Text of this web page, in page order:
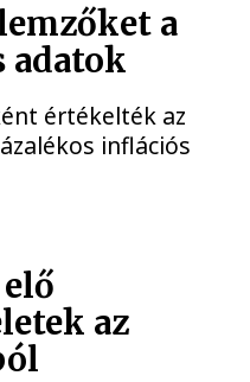
a
értékelték az
inflációs
az